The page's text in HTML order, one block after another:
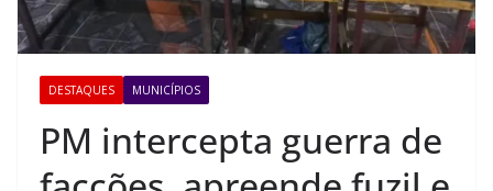
DESTAQUES MUNICÍPIOS
PM intercepta guerra de